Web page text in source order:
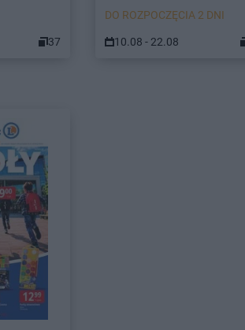
37
DO ROZPOCZĘCIA 2 DNI
10.08 - 22.08